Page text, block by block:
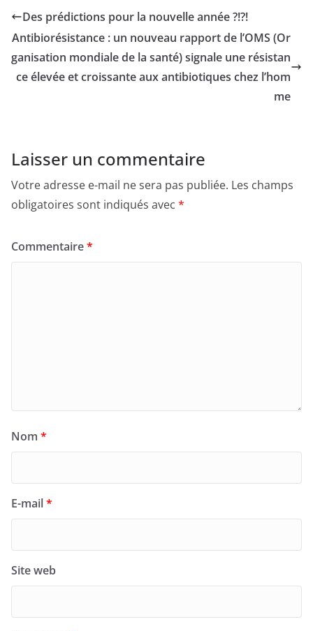
Des prédictions pour la nouvelle année ?!?!
Antibiorésistance : un nouveau rapport de l’OMS (Or
ganisation mondiale de la santé) signale une résistan
ce élevée et croissante aux antibiotiques chez l’hom
me
Laisser un commentaire
Votre adresse e-mail ne sera pas publiée. Les champs
obligatoires sont indiqués avec *
Commentaire*
Nom *
E-mail*
Site web